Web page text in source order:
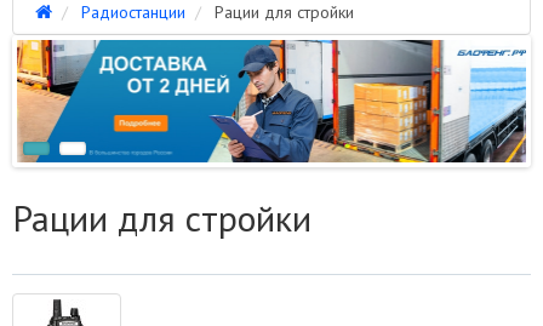
Радиостанции Рации для стройки
Рации для стройки